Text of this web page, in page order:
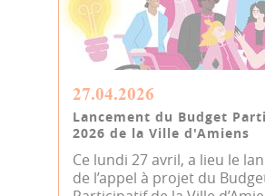
27.04.2026
Lancement du Budget
2026 de la Ville d'Amiens
Ce lundi 27 avril, a lieu le
de l’appel à projet du